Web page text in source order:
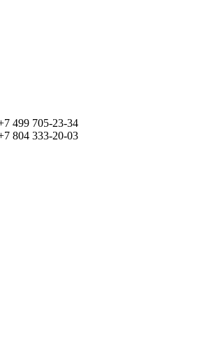
499 705-23-34
804 333-20-03